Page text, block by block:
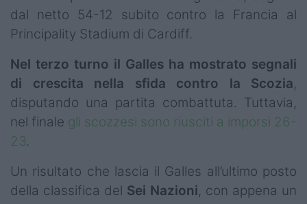
dal netto 54-12 subito contro la Francia al
Principality Stadium di Cardiff.
Nel terzo turno il Galles ha mostrato segnali
di crescita nella sfida contro la Scozia,
disputando una partita combattuta. Tuttavia,
nel finale gli scozzesi sono riusciti a imporsi 26-
23.
Un risultato che lascia il Galles all’ultimo posto
della classifica del Sei Nazioni, con appena un